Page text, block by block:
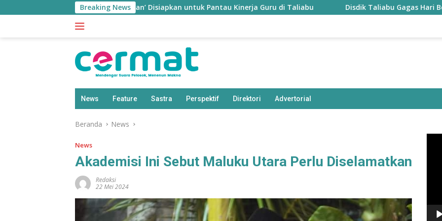
ke
Breaking News
Aplikasi ‘Teras Pendidikan’ Disiapkan untuk Pantau Kinerja Guru di Taliabu Disdik Taliabu Gagas Hari Belajar Guru,
News Feature Sastra Perspektif Direktori Advertorial
Beranda News
News
Akademisi Ini Sebut Maluku Utara Perlu Diselamatkan
Redaksi
22 Mei 2024